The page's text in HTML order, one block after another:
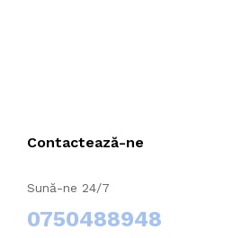
Contactează-ne
Sună-ne 24/7
0750488948